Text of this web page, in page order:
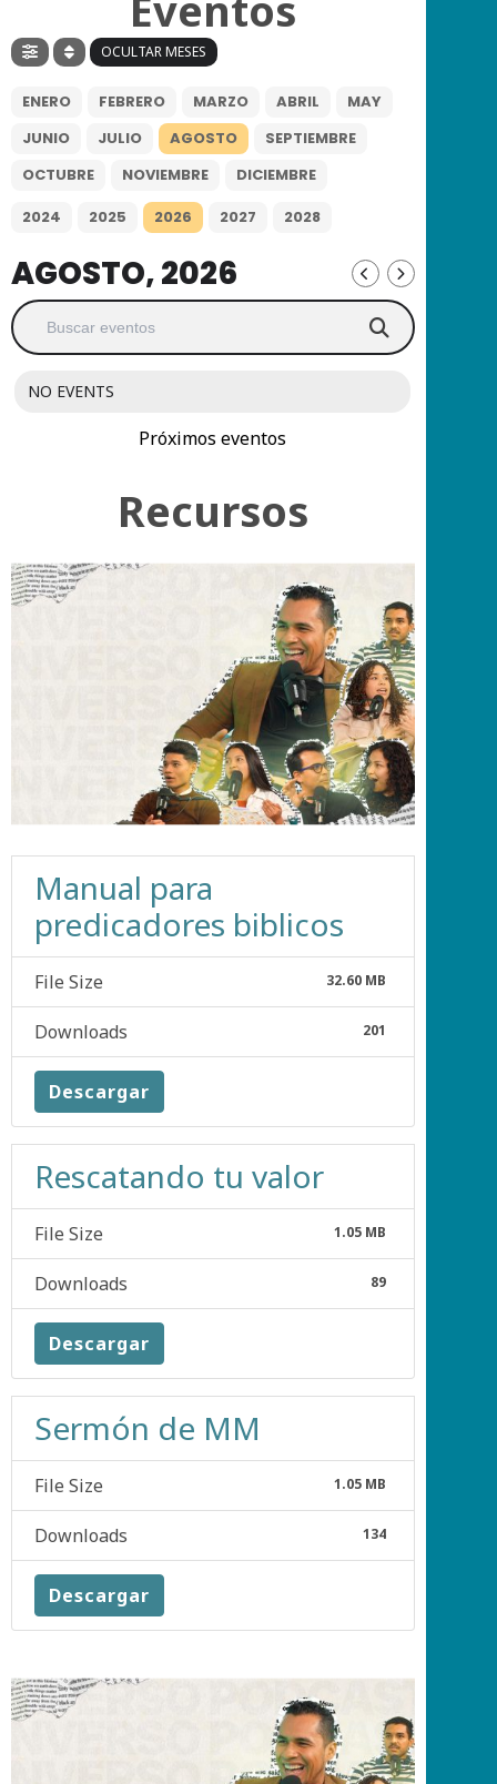
OCULTAR MESES
ENERO FEBRERO MARZO ABRIL
MAY
JUNIO
JULIO AGOSTO
SEPTIEMBRE
OCTUBRE
NOVIEMBRE
DICIEMBRE
2024
2025 2026 2027 2028
AGOSTO, 2026
NO EVENTS
Próximos eventos
Recursos
Manual para
predicadores biblicos
File Size 32.60 MB
Downloads 201
Descargar
Rescatando tu valor
File Size 1.05 MB
Downloads 89
Descargar
Sermón de MM
File Size 1.05 MB
Downloads 134
Descargar